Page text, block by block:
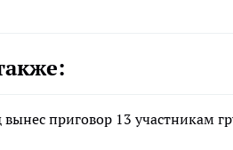
приговор 13 участникам